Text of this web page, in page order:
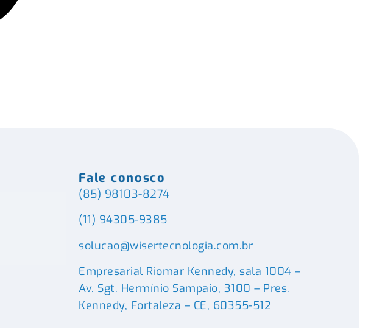
Fale conosco
(85) 98103-8274
(11) 94305-9385
solucao@wisertecnologia.com.br
Empresarial Riomar Kennedy, sala 1004 –
Av. Sgt. Hermínio Sampaio, 3100 – Pres.
Kennedy, Fortaleza – CE, 60355-512